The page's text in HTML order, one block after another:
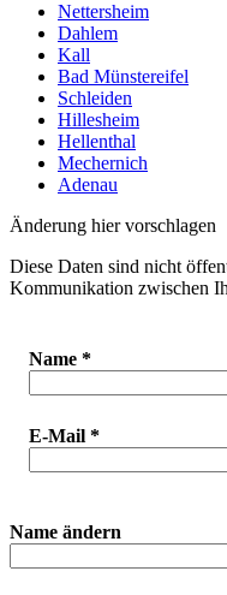
Nettersheim
Dahlem
Kall
Bad Münstereifel
Schleiden
Hillesheim
Hellenthal
Mechernich
Adenau
Änderung hier vorschlagen
Diese Daten sind nicht
Kommunikation zwischen
Name *
E-Mail *
Name ändern